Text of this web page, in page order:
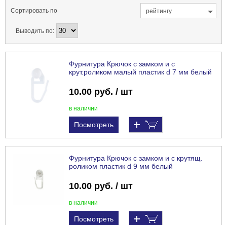
Сортировать по рейтингу
Выводить по:
Фурнитура Крючок с замком и с
крут.роликом малый пластик d 7 мм белый
10.00 руб. / шт
в наличии
Посмотреть
Фурнитура Крючок с замком и с крутящ.
роликом пластик d 9 мм белый
10.00 руб. / шт
в наличии
Посмотреть